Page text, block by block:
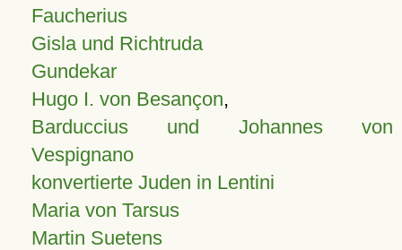
Faucherius
Gisla und Richtruda
Gundekar
Hugo I. von Besançon,
Barduccius und Johannes von
Vespignano
konvertierte Juden in Lentini
Maria von Tarsus
Martin Suetens